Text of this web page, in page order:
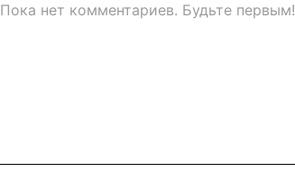
Пока нет комментариев. Будьте первым!